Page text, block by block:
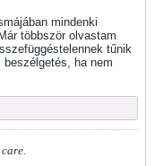
mindenki
többször olvastam
tűnik
ha nem